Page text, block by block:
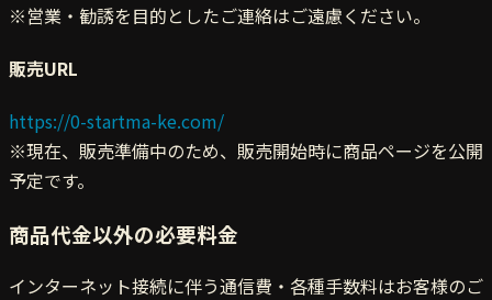
※営業・勧誘を目的としたご連絡はご遠慮ください。
販売URL
https://0-startma-ke.com/
※現在、販売準備中のため、販売開始時に商品ページを公開
予定です。
商品代金以外の必要料金
インターネット接続に伴う通信費・各種手数料はお客様のご